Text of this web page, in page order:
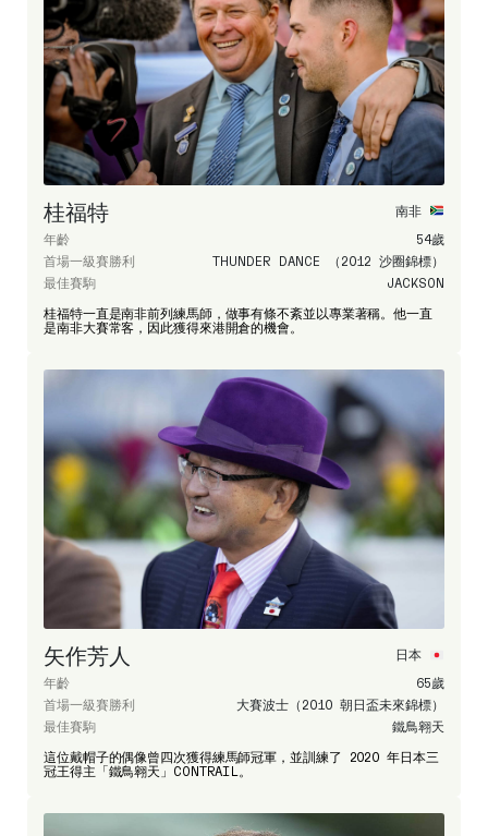
桂福特
南非
年齡
54歲
首場一級賽勝利
THUNDER DANCE （2012 沙圈錦標）
最佳賽駒
JACKSON
桂福特一直是南非前列練馬師，做事有條不紊並以專業著稱。他一直
是南非大賽常客，因此獲得來港開倉的機會。
矢作芳人
日本
年齡
65歲
首場一級賽勝利
大賽波士（2010 朝日盃未來錦標）
最佳賽駒
鐵鳥翱天
這位戴帽子的偶像曾四次獲得練馬師冠軍，並訓練了 2020 年日本三
冠王得主「鐵鳥翱天」CONTRAIL。